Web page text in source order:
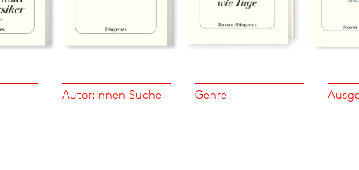
Autor:innen Suche Genre